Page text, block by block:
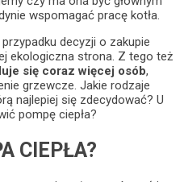
wspomagać pracę kotła.
decyzji o zakupie
ekologiczna strona. Z tego też
się coraz więcej osób,
grzewcze. Jakie rodzaje
najlepiej się zdecydować? U
pompę ciepła?
CIEPŁA?